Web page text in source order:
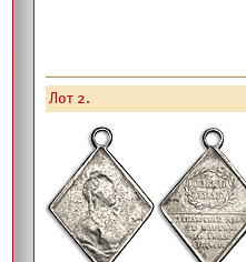
Лот 2.